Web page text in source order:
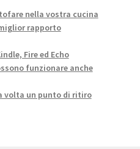
nella vostra cucina
rapporto
Fire ed Echo
funzionare anche
volta un punto di ritiro